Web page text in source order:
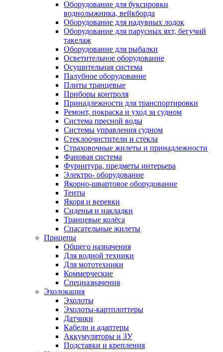
Оборудование для буксировки
воднолыжника, вейкборда
Оборудование для надувных лодок
Оборудование для парусных яхт, бегучий
такелаж
Оборудование для рыбалки
Осветительное оборудование
Осушительная система
Палубное оборудование
Плиты транцевые
Приборы контроля
Принадлежности для транспортировки
Ремонт, покраска и уход за судном
Система пресной воды
Системы управления судном
Стеклоочистители и стекла
Страховочные жилеты и принадлежности
Фановая система
Фурнитура, предметы интерьера
Электро- оборудование
Якорно-швартовое оборудование
Тенты
Якоря и веревки
Сиденья и накладки
Транцевые колёса
Спасательные жилеты
Прицепы
Общего назначения
Для водной техники
Для мототехники
Коммерческие
Спецназначения
Эхолокация
Эхолоты
Эхолоты-картплоттеры
Датчики
Кабели и адаптеры
Аккумуляторы и ЗУ
Подставки и крепления